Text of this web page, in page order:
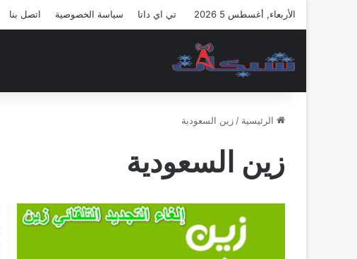
الأربعاء, أغسطس 5 2026 تي اي داتا سياسة الخصوصية اتصل بنا
الرئيسية / زين السعودية
زين السعودية